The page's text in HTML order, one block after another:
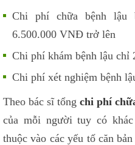
Chi phí chữa bệnh lậu
6.500.000 VNĐ trở lên
Chi phí khám bệnh lậu
Chi phí xét nghiệm bệnh
Theo bác sĩ tổng chi phí
của mỗi người tuy có
thuộc vào các yếu tố căn